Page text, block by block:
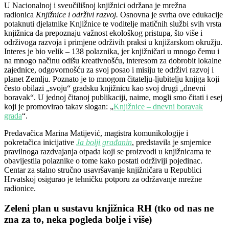
U Nacionalnoj i sveučilišnoj knjižnici održana je mrežna
radionica Knjižnice i održivi razvoj. Osnovna je svrha ove edukacije
potaknuti djelatnike Knjižnice te voditelje matičnih službi svih vrsta
knjižnica da prepoznaju važnost ekološkog pristupa, što više i
održivoga razvoja i primjene održivih praksi u knjižarskom okružju.
Interes je bio velik – 138 polaznika, jer knjižničari u mnogo čemu i
na mnogo načinu odišu kreativnošću, interesom za dobrobit lokalne
zajednice, odgovornošću za svoj posao i misiju te održivi razvoj i
planet Zemlju. Poznato je to mnogom čitatelju-ljubitelju knjiga koji
često obilazi „svoju“ gradsku knjižnicu kao svoj drugi „dnevni
boravak“. U jednoj čitanoj publikaciji, naime, mogli smo čitati i esej
koji je promovirao takav slogan: „Knjižnice – dnevni boravak
grada“.
Predavačica Marina Matijević, magistra komunikologije i
pokretačica inicijative Ja bolji građanin, predstavila je smjernice
pravilnoga razdvajanja otpada koji se proizvodi u knjižnicama te
obavijestila polaznike o tome kako postati održiviji pojedinac.
Centar za stalno stručno usavršavanje knjižničara u Republici
Hrvatskoj osigurao je tehničku potporu za održavanje mrežne
radionice.
Zeleni plan u sustavu knjižnica RH (tko od nas ne
zna za to, neka pogleda bolje i više)